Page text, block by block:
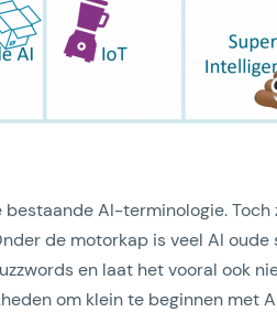
AI-terminologie.
de motorkap is veel AI
en laat het vooral ook
om klein te beginnen met